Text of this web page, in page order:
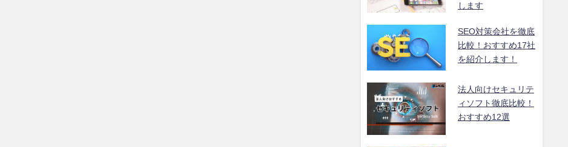
します
SEO対策会社を徹底
比較！おすすめ17社
を紹介します！
法人向けセキュリテ
ィソフト徹底比較！
おすすめ12選